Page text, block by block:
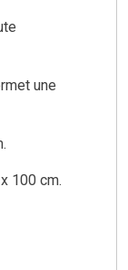
une
100 cm.